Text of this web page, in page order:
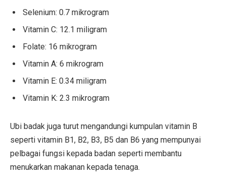
Selenium: 0.7 mikrogram
Vitamin C: 12.1 miligram
Folate: 16 mikrogram
Vitamin A: 6 mikrogram
Vitamin E: 0.34 miligram
Vitamin K: 2.3 mikrogram
Ubi badak juga turut mengandungi kumpulan vitamin B
seperti vitamin B1, B2, B3, B5 dan B6 yang mempunyai
pelbagai fungsi kepada badan seperti membantu
menukarkan makanan kepada tenaga.